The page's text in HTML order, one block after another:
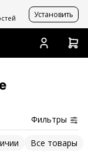
Установить
Фильтры
Все товары